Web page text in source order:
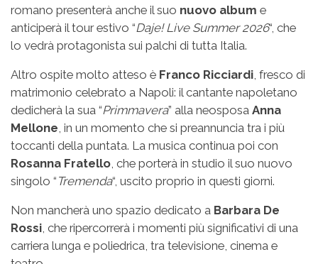
romano presenterà anche il suo nuovo album e
anticiperà il tour estivo “Daje! Live Summer 2026“, che
lo vedrà protagonista sui palchi di tutta Italia.
Altro ospite molto atteso è Franco Ricciardi, fresco di
matrimonio celebrato a Napoli: il cantante napoletano
dedicherà la sua “Primmavera” alla neosposa Anna
Mellone, in un momento che si preannuncia tra i più
toccanti della puntata. La musica continua poi con
Rosanna Fratello, che porterà in studio il suo nuovo
singolo “ Tremenda“, uscito proprio in questi giorni.
Non mancherà uno spazio dedicato a Barbara De
Rossi, che ripercorrerà i momenti più significativi di una
carriera lunga e poliedrica, tra televisione, cinema e